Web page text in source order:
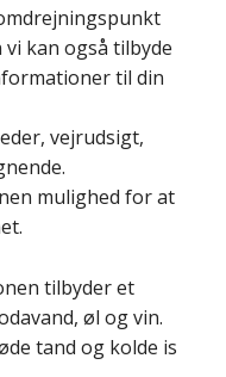
kan også tilbyde
til din
vejrudsigt,
mulighed for at
tilbyder et
øl og vin.
tand og kolde is